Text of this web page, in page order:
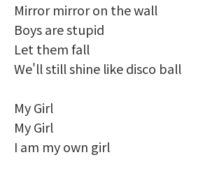
Mirror mirror on the wall
Boys are stupid
Let them fall
We'll still shine like disco ball
My Girl
My Girl
I am my own girl